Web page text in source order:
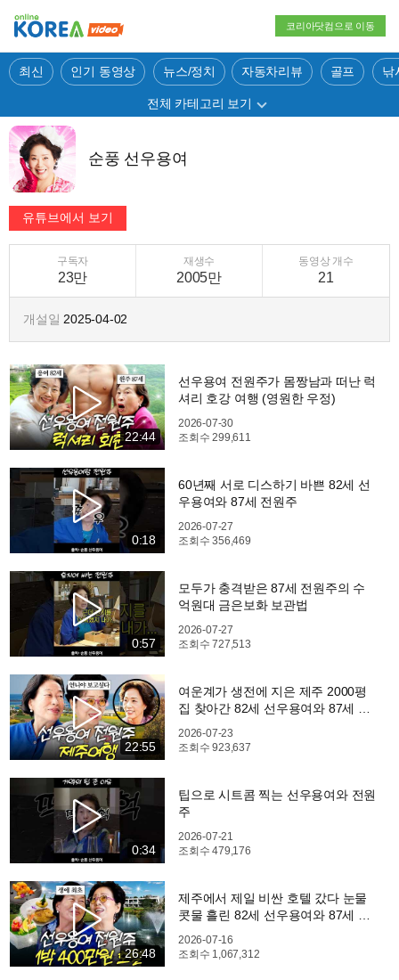
코리아닷컴으로 이동
최신 인기 동영상 뉴스/정치 자동차리뷰 골프 낚
전체 카테고리 보기
순풍 선우용여
구독자
23만
재생수
2005만
동영상 개수
21
개설일 2025-04-02
22:44
선우용여 전원주가 몸짱남과 떠난 럭
셔리 호강 여행 (영원한 우정)
2026-07-30
조회수299,611
0:18
60년째 서로 디스하기 바쁜 82세 선
우용여와 87세 전원주
2026-07-27
조회수356,469
0:57
모두가 충격받은 87세 전원주의 수
억원대 금은보화 보관법
2026-07-27
조회수727,513
22:55
여운계가 생전에 지은 제주 2000평
집 찾아간 82세 선우용여와 87세 전
2026-07-23
조회수923,637
0:34
팁으로 시트콤 찍는 선우용여와 전원
주
2026-07-21
조회수479,176
26:48
제주에서 제일 비싼 호텔 갔다 눈물
콧물 흘린 82세 선우용여와 87세 전
2026-07-16
조회수 1,067,312